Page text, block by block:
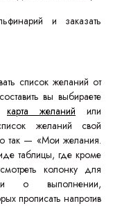
и заказать
список желаний от
вы выбираете
карта желаний или
желаний свой
так — «Мои желания.
таблицы, где кроме
колонку для
о выполнении,
прописать напротив